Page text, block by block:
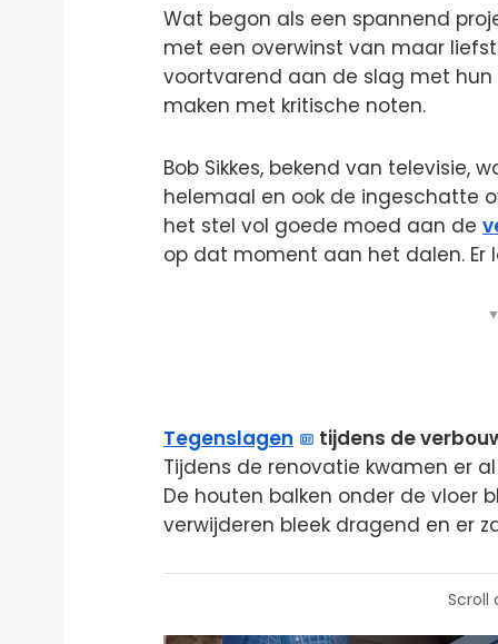
Wat begon als een spannend
met een overwinst van maar
voortvarend aan de slag met
maken met kritische noten.
Bob Sikkes, bekend van televisie,
helemaal en ook de ingeschatte
het stel vol goede moed aan de
op dat moment aan het dalen.
Tegenslagen
tijdens de
Tijdens de renovatie kwamen er
De houten balken onder de vloer
verwijderen bleek dragend en er
Scroll